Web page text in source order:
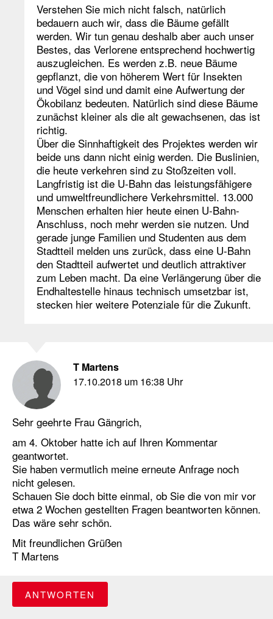
Verstehen Sie mich nicht falsch, natürlich
bedauern auch wir, dass die Bäume gefällt
werden. Wir tun genau deshalb aber auch unser
Bestes, das Verlorene entsprechend hochwertig
auszugleichen. Es werden z.B. neue Bäume
gepflanzt, die von höherem Wert für Insekten
und Vögel sind und damit eine Aufwertung der
Ökobilanz bedeuten. Natürlich sind diese Bäume
zunächst kleiner als die alt gewachsenen, das ist
richtig.
Über die Sinnhaftigkeit des Projektes werden wir
beide uns dann nicht einig werden. Die Buslinien,
die heute verkehren sind zu Stoßzeiten voll.
Langfristig ist die U-Bahn das leistungsfähigere
und umweltfreundlichere Verkehrsmittel. 13.000
Menschen erhalten hier heute einen U-Bahn-
Anschluss, noch mehr werden sie nutzen. Und
gerade junge Familien und Studenten aus dem
Stadtteil melden uns zurück, dass eine U-Bahn
den Stadtteil aufwertet und deutlich attraktiver
zum Leben macht. Da eine Verlängerung über die
Endhaltestelle hinaus technisch umsetzbar ist,
stecken hier weitere Potenziale für die Zukunft.
T Martens
17.10.2018 um 16:38 Uhr
Sehr geehrte Frau Gängrich,
am 4. Oktober hatte ich auf Ihren Kommentar
geantwortet.
Sie haben vermutlich meine erneute Anfrage noch
nicht gelesen.
Schauen Sie doch bitte einmal, ob Sie die von mir vor
etwa 2 Wochen gestellten Fragen beantworten können.
Das wäre sehr schön.
Mit freundlichen Grüßen
T Martens
ANTWORTEN